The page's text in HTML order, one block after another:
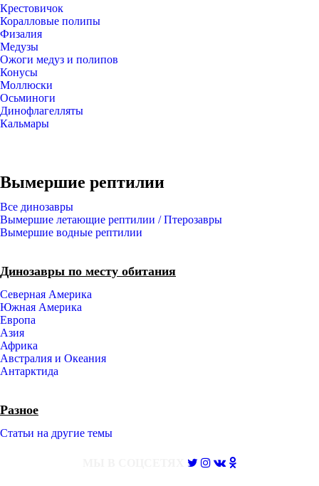
Крестовичок
Коралловые полипы
Физалия
Медузы
Ожоги медуз и полипов
Конусы
Моллюски
Осьминоги
Динофлагелляты
Кальмары
Вымершие рептилии
Все динозавры
Вымершие летающие рептилии / Птерозавры
Вымершие водные рептилии
Динозавры по месту обитания
Северная Америка
Южная Америка
Европа
Азия
Африка
Австралия и Океания
Антарктида
Разное
Статьи на другие темы